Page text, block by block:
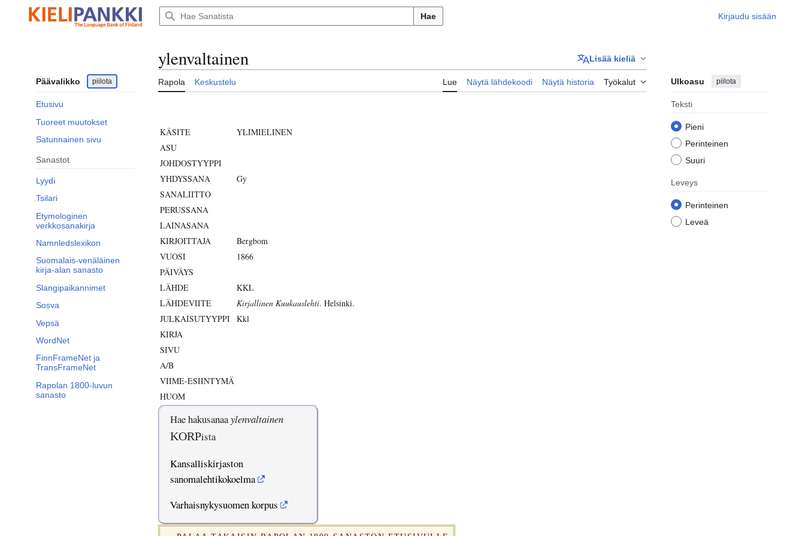
sisältöön
Hae Kirjaudu sisään
Päävalikko piilota
Etusivu
Tuoreet muutokset
Satunnainen sivu
Sanastot
Lyydi
Tsilari
Etymologinen
verkkosanakirja
Namnledslexikon
Suomalais-venäläinen
kirja-alan sanasto
Slangipaikannimet
Sosva
Vepsä
WordNet
FinnFrameNet ja
TransFrameNet
Rapolan 1800-luvun
sanasto
ylenvaltainen Lisää kieliä
Rapola Keskustelu Lue Näytä lähdekoodi Näytä historia Työkalut Ulkoasu piilota
Teksti
Pieni
Perinteinen
Suuri
Leveys
Perinteinen
Leveä
KÄSITE
YLIMIELINEN
ASU
JOHDOSTYYPPI
YHDYSSANA
Gy
SANALIITTO
PERUSSANA
LAINASANA
KIRJOITTAJA
Bergbom
VUOSI
1866
PÄIVÄYS
LÄHDE
KKL
LÄHDEVIITE
Kirjallinen Kuukauslehti. Helsinki.
JULKAISUTYYPPI Kkl
KIRJA
SIVU
A/B
VIIME-ESIINTYMÄ
HUOM
Hae hakusanaaylenvaltainen
KORPista
Kansalliskirjaston
sanomalehtikokoelma
Varhaisnykysuomen korpus